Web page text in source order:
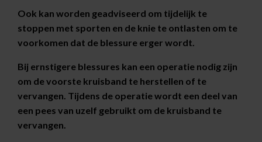
Ook kan worden geadviseerd om tijdelijk te
stoppen met sporten en de knie te ontlasten om te
voorkomen dat de blessure erger wordt.
Bij ernstigere blessures kan een operatie nodig zijn
om de voorste kruisband te herstellen of te
vervangen. Tijdens de operatie wordt een deel van
een pees van uzelf gebruikt om de kruisband te
vervangen.